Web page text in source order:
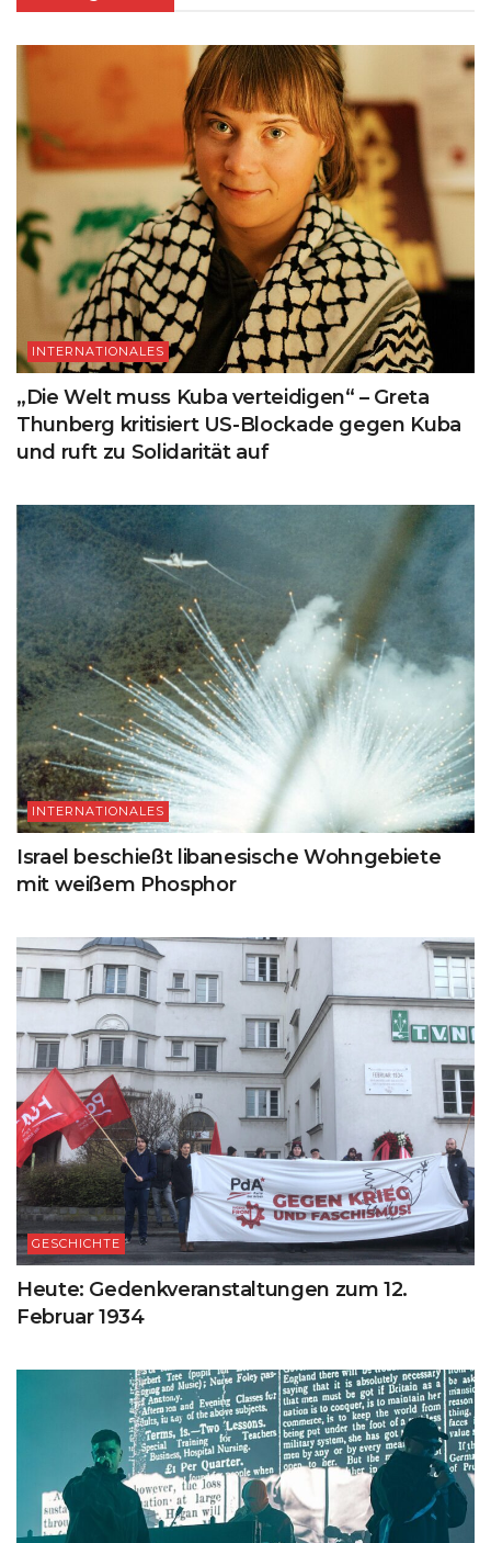
INTERNATIONALES
„Die Welt muss Kuba verteidigen“ – Greta
Thunberg kritisiert US-Blockade gegen Kuba
und ruft zu Solidarität auf
INTERNATIONALES
Israel beschießt libanesische Wohngebiete
mit weißem Phosphor
GESCHICHTE
Heute: Gedenkveranstaltungen zum 12.
Februar 1934